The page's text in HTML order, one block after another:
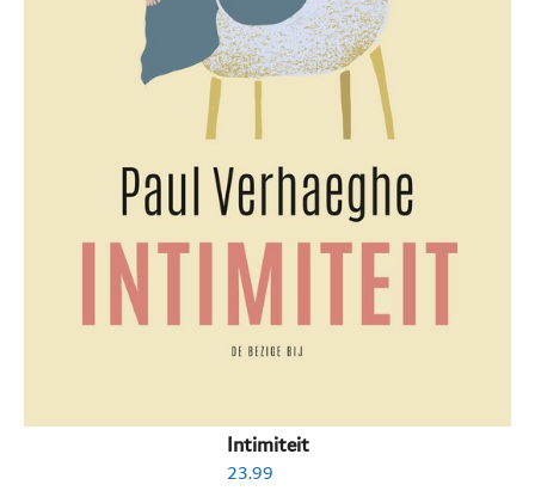
Intimiteit
23.99